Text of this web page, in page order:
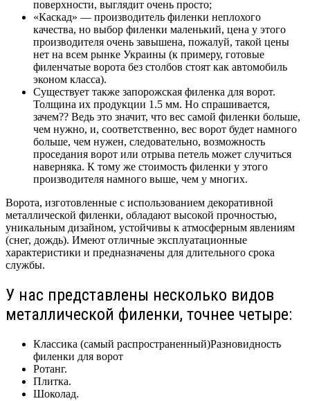
поверхности, выглядит очень просто;
«Каскад» — производитель филенки неплохого
качества, но выбор филенки маленький, цена у этого
производителя очень завышена, пожалуй, такой цены
нет на всем рынке Украины (к примеру, готовые
филенчатые ворота без столбов стоят как автомобиль
эконом класса).
Существует также запорожская филенка для ворот.
Толщина их продукции 1.5 мм. Но спрашивается,
зачем?? Ведь это значит, что вес самой филенки больше,
чем нужно, и, соответственно, вес ворот будет намного
больше, чем нужен, следовательно, возможность
проседания ворот или отрыва петель может случиться
наверняка. К тому же стоимость филенки у этого
производителя намного выше, чем у многих.
Ворота, изготовленные с использованием декоративной
металлической филенки, обладают высокой прочностью,
уникальным дизайном, устойчивы к атмосферным явлениям
(снег, дождь). Имеют отличные эксплуатационные
характеристики и предназначены для длительного срока
службы.
У нас представлены несколько видов
металлической филенки, точнее четыре:
Классика (самый распространенный)Разновидность
филенки для ворот
Ротанг.
Плитка.
Шоколад.